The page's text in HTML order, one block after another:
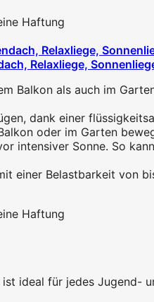
Haftung
Relaxliege,
Balkon als auch im
dank einer
oder im Garten
intensiver Sonne. So
einer Belastbarkeit
Haftung
ideal für jedes Jugend-